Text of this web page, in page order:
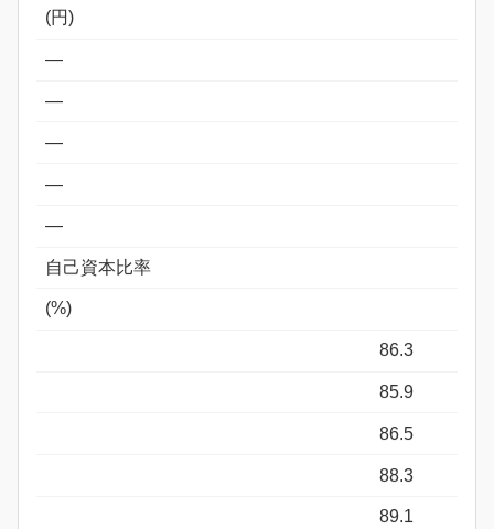
(円)
―
―
―
―
―
自己資本比率
(%)
86.3
85.9
86.5
88.3
89.1